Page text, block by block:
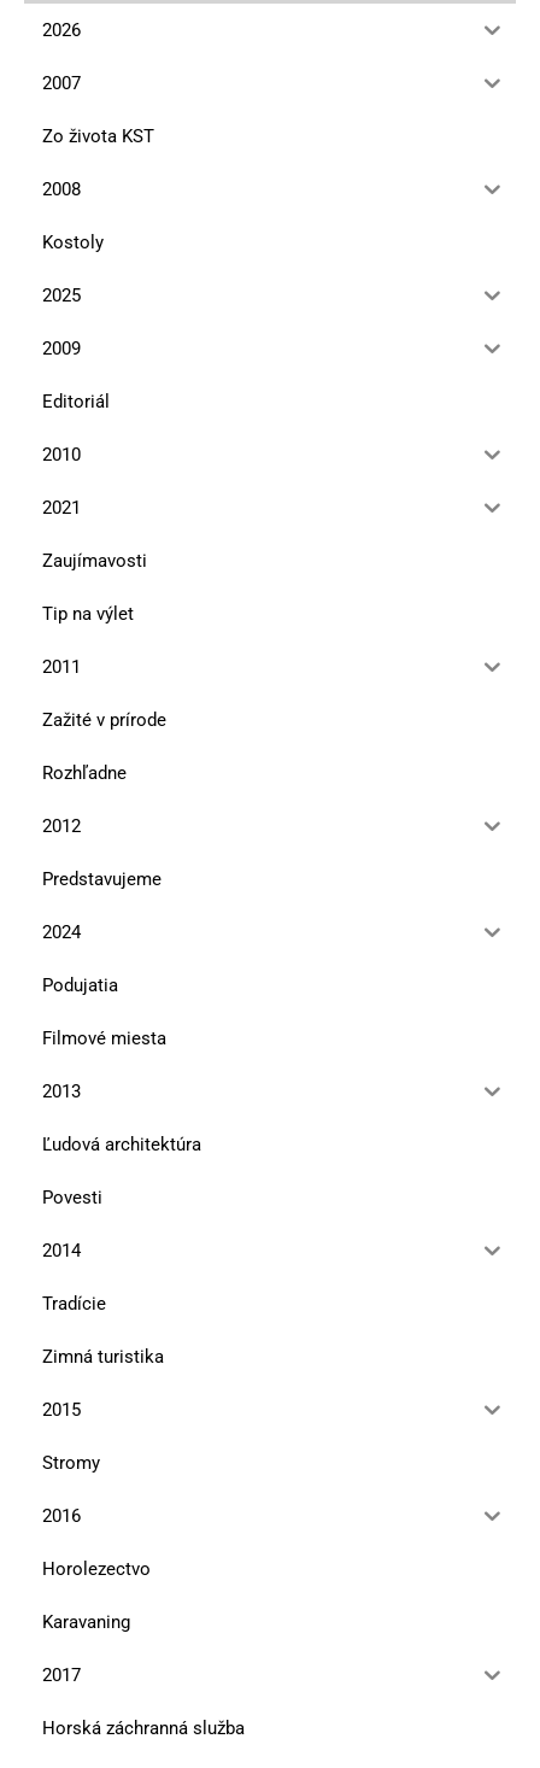
2026
2007
Zo života KST
2008
Kostoly
2025
2009
Editoriál
2010
2021
Zaujímavosti
Tip na výlet
2011
Zažité v prírode
Rozhľadne
2012
Predstavujeme
2024
Podujatia
Filmové miesta
2013
Ľudová architektúra
Povesti
2014
Tradície
Zimná turistika
2015
Stromy
2016
Horolezectvo
Karavaning
2017
Horská záchranná služba